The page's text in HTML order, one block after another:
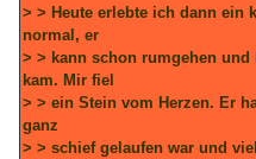
> > Heute erlebte ich dann ein
normal, er
> > kann schon rumgehen
kam. Mir fiel
> > ein Stein vom Herzen. Er
ganz
> > schief gelaufen war und